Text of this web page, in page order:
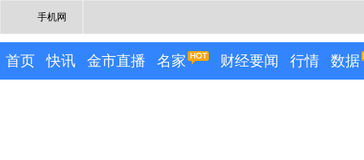
手机网
首页 快讯 金市直播 名家 财经要闻 行情 数据